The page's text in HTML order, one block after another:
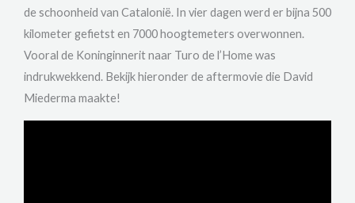
de schoonheid van Catalonië. In vier dagen werd er bijna 500
kilometer gefietst en 7000 hoogtemeters overwonnen.
Vooral de Koninginnerit naar Turo de l’Home was
indrukwekkend. Bekijk hieronder de aftermovie die David
Miederma maakte!